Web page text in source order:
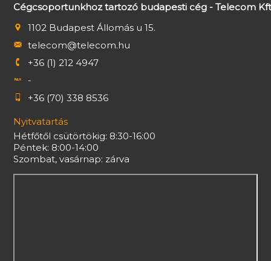
Cégcsoportunkhoz tartozó budapesti cég - Telecom
1102 Budapest Állomás u 15.
telecom@telecom.hu
+36 (1) 212 4947
-
+36 (70) 338 8536
Nyitvatartás
Hétfőtől csütörtökig: 8:30-16:00
Péntek: 8:00-14:00
Szombat, vasárnap: zárva